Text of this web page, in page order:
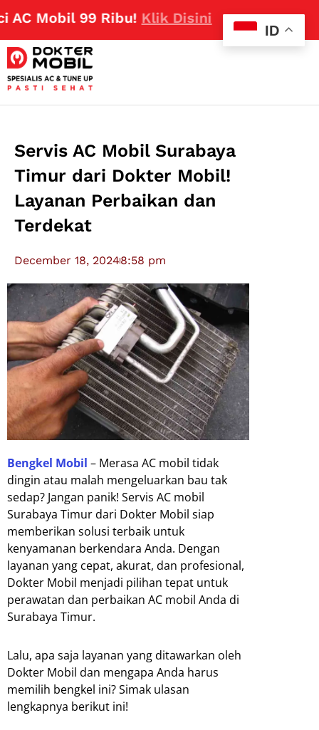
Mobil 99 Ribu!Klik Disini
Servis AC Mobil Surabaya
Timur dari Dokter Mobil!
Layanan Perbaikan dan
Terdekat
December 18, 20248:58 pm
Bengkel Mobil – Merasa AC mobil tidak
dingin atau malah mengeluarkan bau tak
sedap? Jangan panik! Servis AC mobil
Surabaya Timur dari Dokter Mobil siap
memberikan solusi terbaik untuk
kenyamanan berkendara Anda. Dengan
layanan yang cepat, akurat, dan profesional,
Dokter Mobil menjadi pilihan tepat untuk
perawatan dan perbaikan AC mobil Anda di
Surabaya Timur.
Lalu, apa saja layanan yang ditawarkan oleh
Dokter Mobil dan mengapa Anda harus
memilih bengkel ini? Simak ulasan
lengkapnya berikut ini!
ID